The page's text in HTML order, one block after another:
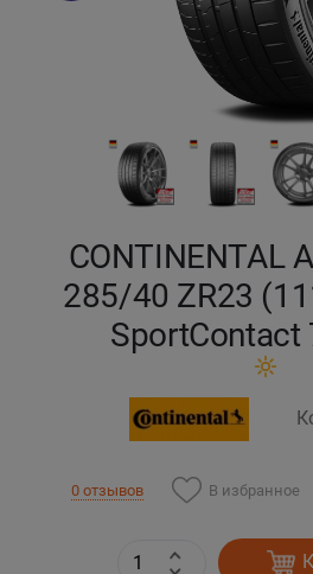
CONTINENTAL
285/40 ZR23
SportContact
0 отзывов В избранное
Кызылорда
Петропавловск
Талдыкорган